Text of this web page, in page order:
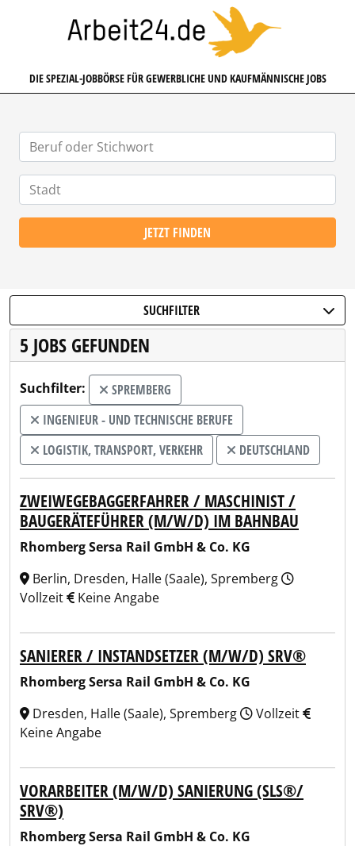
ARBEIT24.DE
DIE SPEZIAL-JOBBÖRSE FÜR GEWERBLICHE UND KAUFMÄNNISCHE JOBS
JETZT FINDEN
SUCHFILTER
5 JOBS GEFUNDEN
Suchfilter:
SPREMBERG
INGENIEUR - UND TECHNISCHE BERUFE
LOGISTIK, TRANSPORT, VERKEHR
DEUTSCHLAND
ZWEIWEGEBAGGERFAHRER / MASCHINIST /
BAUGERÄTEFÜHRER (M/W/D) IM BAHNBAU
Rhomberg Sersa Rail GmbH & Co. KG
Berlin, Dresden, Halle (Saale), Spremberg
Vollzeit
Keine Angabe
SANIERER / INSTANDSETZER (M/W/D) SRV®
Rhomberg Sersa Rail GmbH & Co. KG
Dresden, Halle (Saale), Spremberg
Vollzeit
Keine Angabe
VORARBEITER (M/W/D) SANIERUNG (SLS®/
SRV®)
Rhomberg Sersa Rail GmbH & Co. KG